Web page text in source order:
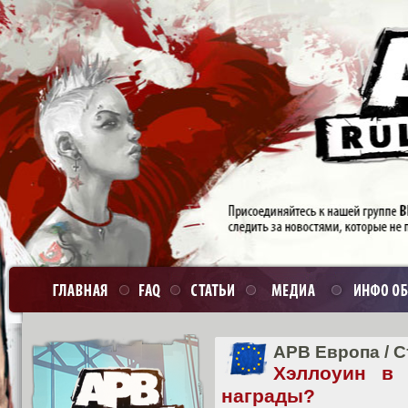
APB Европа /
Хэллоуин в
награды?